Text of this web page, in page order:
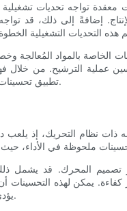
تواجه تحديات تشغيلية
إضافةً إلى ذلك، قد
الخاصة بالمواد
عملية الترشيح. من خلال
تطبيق تحسينات مُوجّهة تُحدث أثراً كبيراً على أداء مجففات نوتشه المُحرّكة.
نظام التحريك، إذ يلعب
المحرك. قد يشمل
يمكن لهذه
يؤدي إلى تحسين الأداء العام لأنظمة التجفيف بالهواء المضغوط.